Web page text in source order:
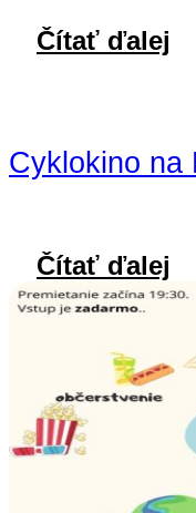
Čítať ďalej
Cyklokino na
Čítať ďalej